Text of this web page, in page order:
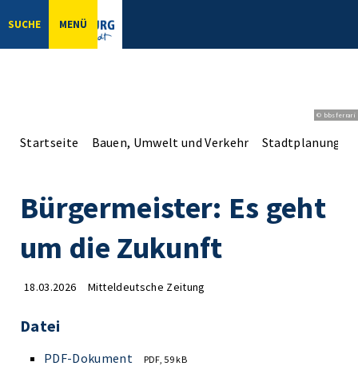
SUCHE MENÜ
© bbsferrari
Startseite Bauen, Umwelt und Verkehr Stadtplanung
Bürgermeister: Es geht
um die Zukunft
18.03.2026 Mitteldeutsche Zeitung
Datei
PDF-Dokument PDF, 59 kB